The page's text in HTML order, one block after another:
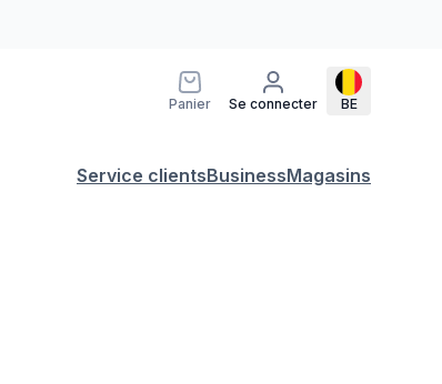
Panier Se connecter BE
Service clientsBusinessMagasins